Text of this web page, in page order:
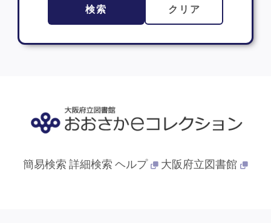
検索 クリア
簡易検索 詳細検索 ヘルプ 大阪府立図書館